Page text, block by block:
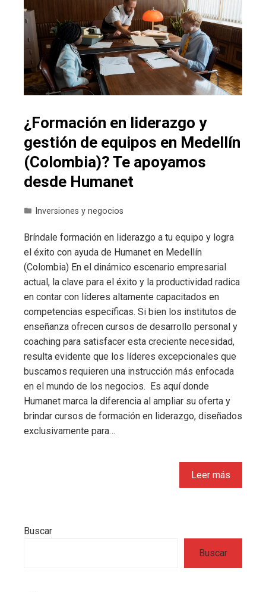
¿Formación en liderazgo y
gestión de equipos en Medellín
(Colombia)? Te apoyamos
desde Humanet
Inversiones y negocios
Bríndale formación en liderazgo a tu equipo y logra
el éxito con ayuda de Humanet en Medellín
(Colombia) En el dinámico escenario empresarial
actual, la clave para el éxito y la productividad radica
en contar con líderes altamente capacitados en
competencias específicas. Si bien los institutos de
enseñanza ofrecen cursos de desarrollo personal y
coaching para satisfacer esta creciente necesidad,
resulta evidente que los líderes excepcionales que
buscamos requieren una instrucción más enfocada
en el mundo de los negocios. Es aquí donde
Humanet marca la diferencia al ampliar su oferta y
brindar cursos de formación en liderazgo, diseñados
exclusivamente para…
Leer más
Buscar
Buscar